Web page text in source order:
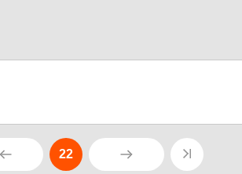
22